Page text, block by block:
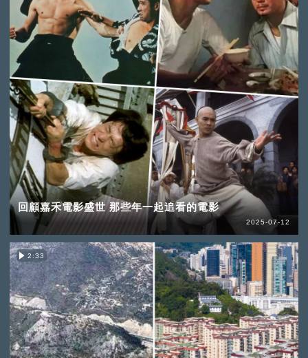
回顧嘉禾電影盛世 那些年一起追看的電影
2025-07-12
2:33